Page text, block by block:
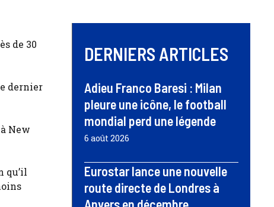
de 30
dernier
New
qu’il
DERNIERS ARTICLES
Adieu Franco Baresi : Milan
pleure une icône, le football
mondial perd une légende
6 août 2026
Eurostar lance une nouvelle
route directe de Londres à